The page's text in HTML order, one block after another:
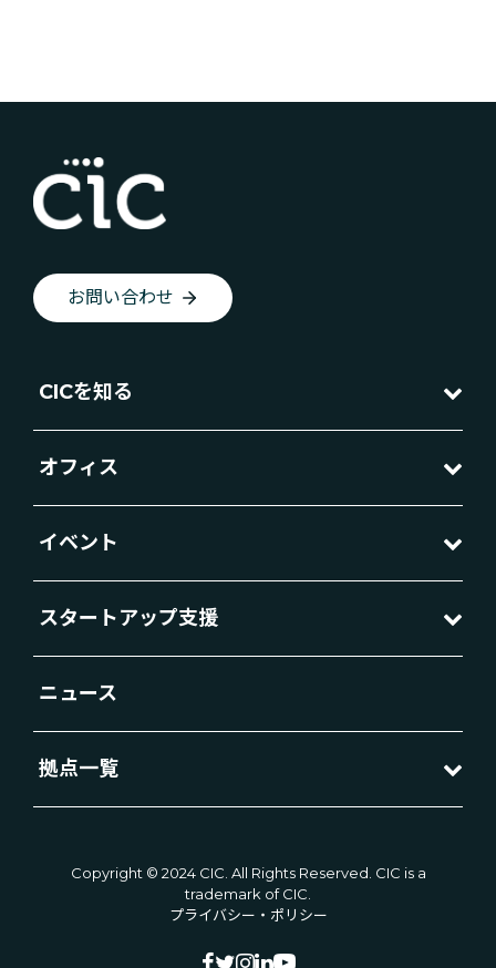
お問い合わせ
CICを知る
オフィス
イベント
スタートアップ支援
ニュース
拠点一覧
Copyright © 2024 CIC. All Rights Reserved. CIC is a
trademark of CIC.
プライバシー・ポリシー